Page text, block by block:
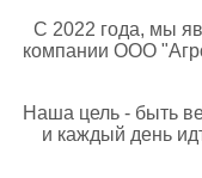
С 2022 года, мы
компании ООО
Наша цель - быть
и каждый день